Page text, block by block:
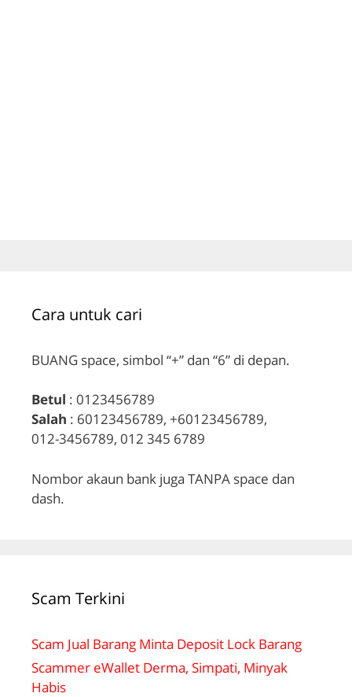
Cara untuk cari
BUANG space, simbol “+” dan “6” di depan.
Betul : 0123456789
Salah : 60123456789, +60123456789,
012-3456789, 012 345 6789
Nombor akaun bank juga TANPA space dan
dash.
Scam Terkini
Scam Jual Barang Minta Deposit Lock Barang
Scammer eWallet Derma, Simpati, Minyak
Habis